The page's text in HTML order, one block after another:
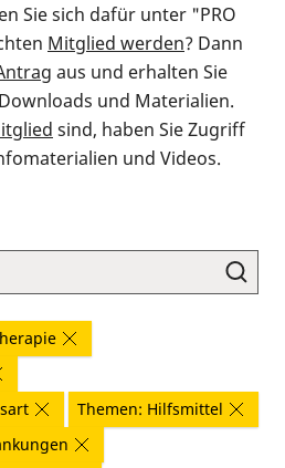
Sie sich dafür unter "PRO
Mitglied werden? Dann
aus und erhalten Sie
und Materialien.
sind, haben Sie Zugriff
und Videos.
Themen: Hilfsmittel